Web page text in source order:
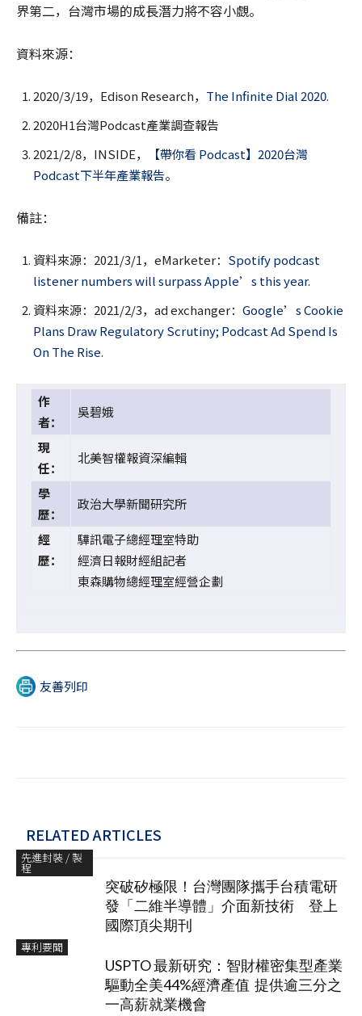
界第二，台灣市場的成長潛力將不容小覷。
資料來源：
2020/3/19，Edison Research， The Infinite Dial 2020.
2020H1台灣Podcast產業調查報告
2021/2/8，INSIDE，
【帶你看 Podcast】2020台灣
Podcast下半年產業報告。
備註：
資料來源：2021/3/1，eMarketer： Spotify podcast
listener numbers will surpass Apple’s this year.
資料來源：2021/2/3，ad exchanger： Google’s Cookie
Plans Draw Regulatory Scrutiny; Podcast Ad Spend Is
On The Rise.
作
者：
吳碧娥
現
任：
北美智權報資深編輯
學
歷：
政治大學新聞研究所
經
歷：
驊訊電子總經理室特助
經濟日報財經組記者
東森購物總經理室經營企劃
友善列印
RELATED ARTICLES
先進封裝 / 製
程
突破矽極限！台灣團隊攜手台積電研
發「二維半導體」介面新技術 登上
國際頂尖期刊
專利要聞
USPTO 最新研究：智財權密集型產業
驅動全美44%經濟產值 提供逾三分之
一高薪就業機會